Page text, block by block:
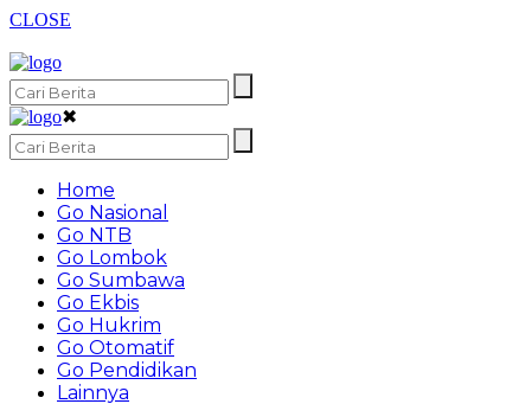
CLOSE
✖
Home
Go Nasional
Go NTB
Go Lombok
Go Sumbawa
Go Ekbis
Go Hukrim
Go Otomatif
Go Pendidikan
Lainnya